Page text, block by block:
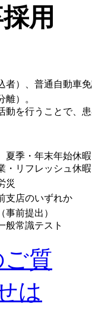
用
） 、普通自動車
）。
動を行うことで、
夏季・年末年始休
・リフレッシュ休暇
災
支店のいずれか
前提出）
般常識テスト